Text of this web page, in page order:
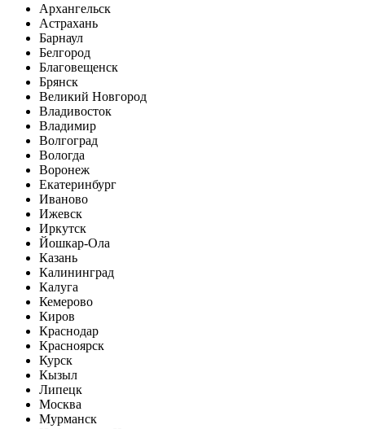
Архангельск
Астрахань
Барнаул
Белгород
Благовещенск
Брянск
Великий Новгород
Владивосток
Владимир
Волгоград
Вологда
Воронеж
Екатеринбург
Иваново
Ижевск
Иркутск
Йошкар-Ола
Казань
Калининград
Калуга
Кемерово
Киров
Краснодар
Красноярск
Курск
Кызыл
Липецк
Москва
Мурманск